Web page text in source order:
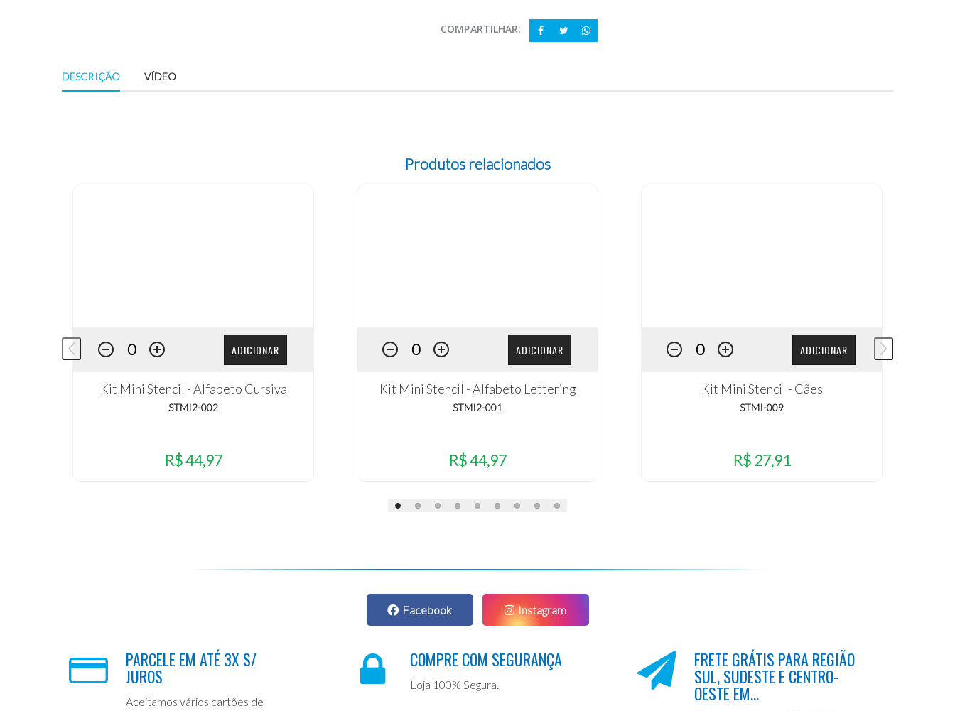
COMPARTILHAR:
DESCRIÇÃO VÍDEO
Produtos relacionados
ADICIONAR
Kit Mini Stencil - Alfabeto Cursiva
STMI2-002
R$ 44,97
ADICIONAR
Kit Mini Stencil - Alfabeto Lettering
STMI2-001
R$ 44,97
ADICIONAR
Kit Mini Stencil - Cães
STMI-009
R$ 27,91
Facebook Instagram
PARCELE EM ATÉ 3X S/
JUROS
Aceitamos vários cartões de
COMPRE COM SEGURANÇA
Loja 100% Segura.
FRETE GRÁTIS PARA REGIÃO
SUL, SUDESTE E CENTRO-
OESTE EM...